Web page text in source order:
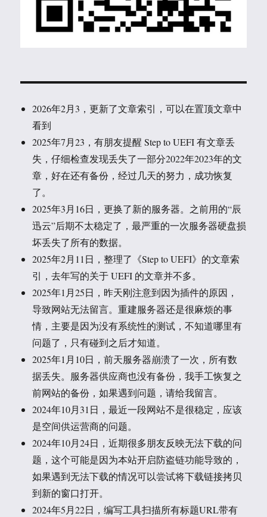
2026年2月3，更新了文章索引，可以在置顶文章中
看到
2025年7月23，有朋友提醒 Step to UEFI 有文章丢
失，仔细检查发现丢失了一部分2022年2023年的文
章，好在还有备份，经过几天的努力，成功恢复
了。
2025年3月16日，更换了新的服务器。之前用的“辰
迅云”后期不太稳定了，最严重的一次服务器硬盘损
坏丢失了所有的数据。
2025年2月11日，整理了《Step to UEFI》的文章索
引，去年写的关于 UEFI 的文章并不多。
2025年1月25日，昨天刚注意到因为插件的原因，
导致网站无法留言。重建服务器还是很麻烦的事
情，主要是因为没有系统性的测试，不知道哪里有
问题了，只有碰到之后才知道。
2025年1月10日，前天服务器崩溃了一次，所有数
据丢失。服务器供应商也没有备份，我手工恢复之
前网站的备份，如果遇到问题，请给我留言。
2024年10月31日，最近一段网站不是很稳定，应该
是空间供运营商的问题。
2024年10月24日，近期很多朋友反映无法下载的问
题，这个可能是因为本站开启防盗链功能导致的，
如果遇到无法下载的情况可以尝试将下载链接拷贝
到新的窗口打开。
2024年5月22日，编写工具扫描所有标题URL带有